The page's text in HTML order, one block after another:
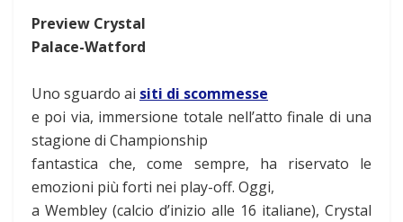
Preview Crystal
Palace-Watford
Uno sguardo ai siti di scommesse
e poi via, immersione totale nell’atto finale di una
stagione di Championship
fantastica che, come sempre, ha riservato le
emozioni più forti nei play-off. Oggi,
a Wembley (calcio d’inizio alle 16 italiane), Crystal